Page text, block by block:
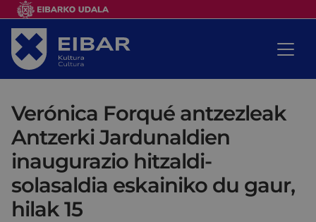
Verónica Forqué antzezleak
Antzerki Jardunaldien
inaugurazio hitzaldi-
solasaldia eskainiko du gaur,
hilak 15